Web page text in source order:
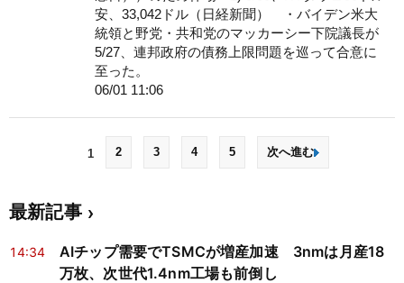
安、33,042ドル（日経新聞） ・バイデン米大
統領と野党・共和党のマッカーシー下院議長が
5/27、連邦政府の債務上限問題を巡って合意に
至った。
06/01 11:06
1 2 3 4 5 次へ進む
最新記事
14:34
AIチップ需要でTSMCが増産加速 3nmは月産18
万枚、次世代1.4nm工場も前倒し